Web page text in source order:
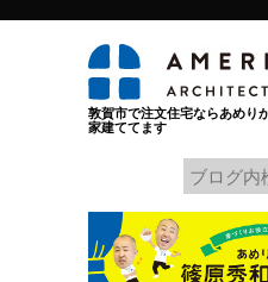
敦賀市で注文住宅ならあめり
家建ててます